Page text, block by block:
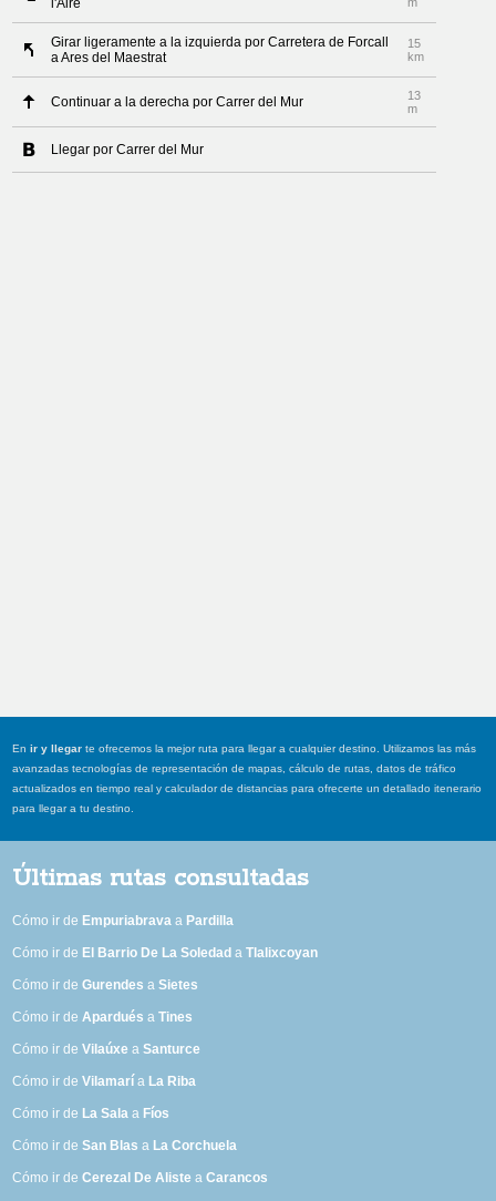
l'Aire
Girar ligeramente a la izquierda por Carretera de Forcall
a Ares del Maestrat
15
km
Continuar a la derecha por Carrer del Mur
13
m
Llegar por Carrer del Mur
Enir y llegar te ofrecemos la mejor ruta para llegar a cualquier destino. Utilizamos las más
avanzadas tecnologías de representación de mapas, cálculo de rutas, datos de tráfico
actualizados en tiempo real y calculador de distancias para ofrecerte un detallado itenerario
para llegar a tu destino.
Últimas rutas consultadas
Cómo ir de Empuriabrava a Pardilla
Cómo ir de El Barrio De La Soledad aTlalixcoyan
Cómo ir deGurendes aSietes
Cómo ir deApardués aTines
Cómo ir deVilaúxe aSanturce
Cómo ir deVilamarí a La Riba
Cómo ir de La Sala a Fíos
Cómo ir deSan Blas a La Corchuela
Cómo ir deCerezal De Aliste aCarancos